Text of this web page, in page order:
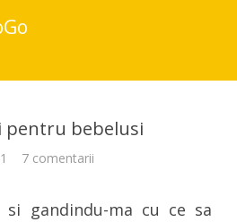
pentru bebelusi
7 comentarii
bebelusi
si gandindu-ma cu ce sa